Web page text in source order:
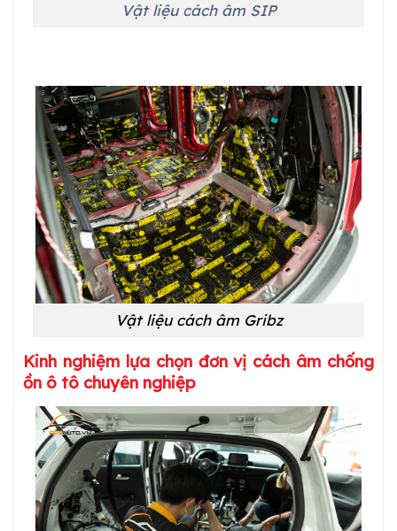
Vật liệu cách âm SIP
Vật liệu cách âm Gribz
Kinh nghiệm lựa chọn đơn vị cách âm chống
ồn ô tô chuyên nghiệp